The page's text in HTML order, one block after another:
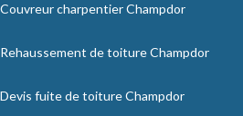
Couvreur charpentier Champdor
Rehaussement de toiture Champdor
Devis fuite de toiture Champdor